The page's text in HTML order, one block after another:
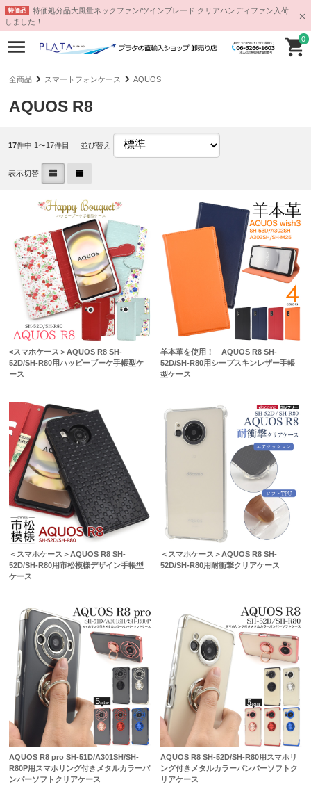
特価品
特価処分品大風量ネックファン/ツインブレード クリアハンディファン入荷
しました！
0
全商品 スマートフォンケース AQUOS
AQUOS R8
17件中 1〜17件目 並び替え
表示切替
<スマホケース＞AQUOS R8 SH-
52D/SH-R80用ハッピーブーケ手帳型ケ
ース
羊本革を使用！ AQUOS R8 SH-
52D/SH-R80用シープスキンレザー手帳
型ケース
＜スマホケース＞AQUOS R8 SH-
52D/SH-R80用市松模様デザイン手帳型
ケース
＜スマホケース＞AQUOS R8 SH-
52D/SH-R80用耐衝撃クリアケース
AQUOS R8 pro SH-51D/A301SH/SH-
R80P用スマホリング付きメタルカラーバ
ンパーソフトクリアケース
AQUOS R8 SH-52D/SH-R80用スマホリ
ング付きメタルカラーバンパーソフトク
リアケース